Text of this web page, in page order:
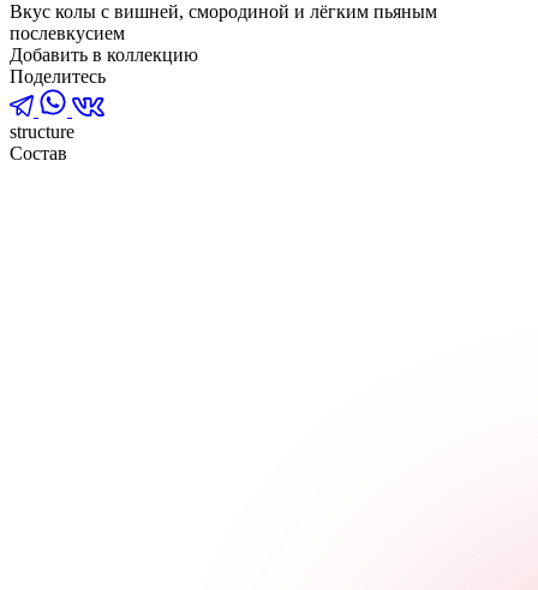
Вкус колы с вишней, смородиной и лёгким пьяным
послевкусием
Добавить в коллекцию
Поделитесь
structure
Состав